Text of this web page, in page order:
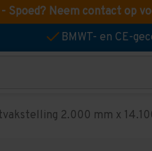
Spoed? Neem contact op
BMWT- en CE-
2.000 mm x